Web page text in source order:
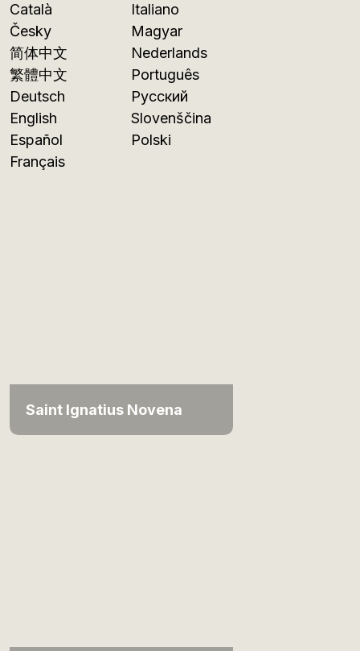
Català
Česky
简体中文
繁體中文
Deutsch
English
Español
Français
Italiano
Magyar
Nederlands
Português
Русский
Slovenščina
Polski
Saint Ignatius Novena